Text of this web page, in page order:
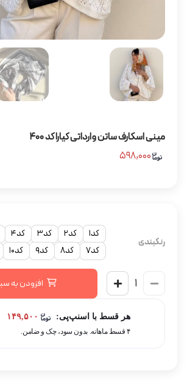
مینی اسکارف ساتن وارداتی کیارا کد ۴۰۰
رنگبندی
کد1 کد2 کد3 کد4
کد7
کد8 کد9 کد10
افزودن به
هر قسط با اسنپ‌پی:
۴ قسط ماهانه. بدون سود، چک و ضامن.